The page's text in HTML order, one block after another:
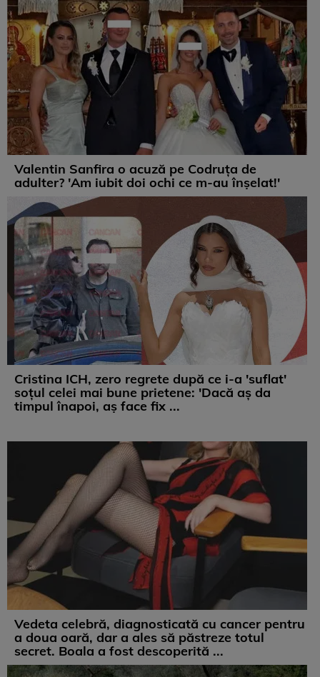
Valentin Sanfira o acuză pe Codruța de
adulter? 'Am iubit doi ochi ce m-au înșelat!'
Cristina ICH, zero regrete după ce i-a 'suflat'
soțul celei mai bune prietene: 'Dacă aș da
timpul înapoi, aș face fix ...
Vedeta celebră, diagnosticată cu cancer pentru
a doua oară, dar a ales să păstreze totul
secret. Boala a fost descoperită ...